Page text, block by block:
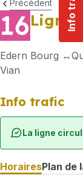
Précédent
Ligne
Edern Bourg
Vian
Info trafic
La ligne
HorairesPlan de